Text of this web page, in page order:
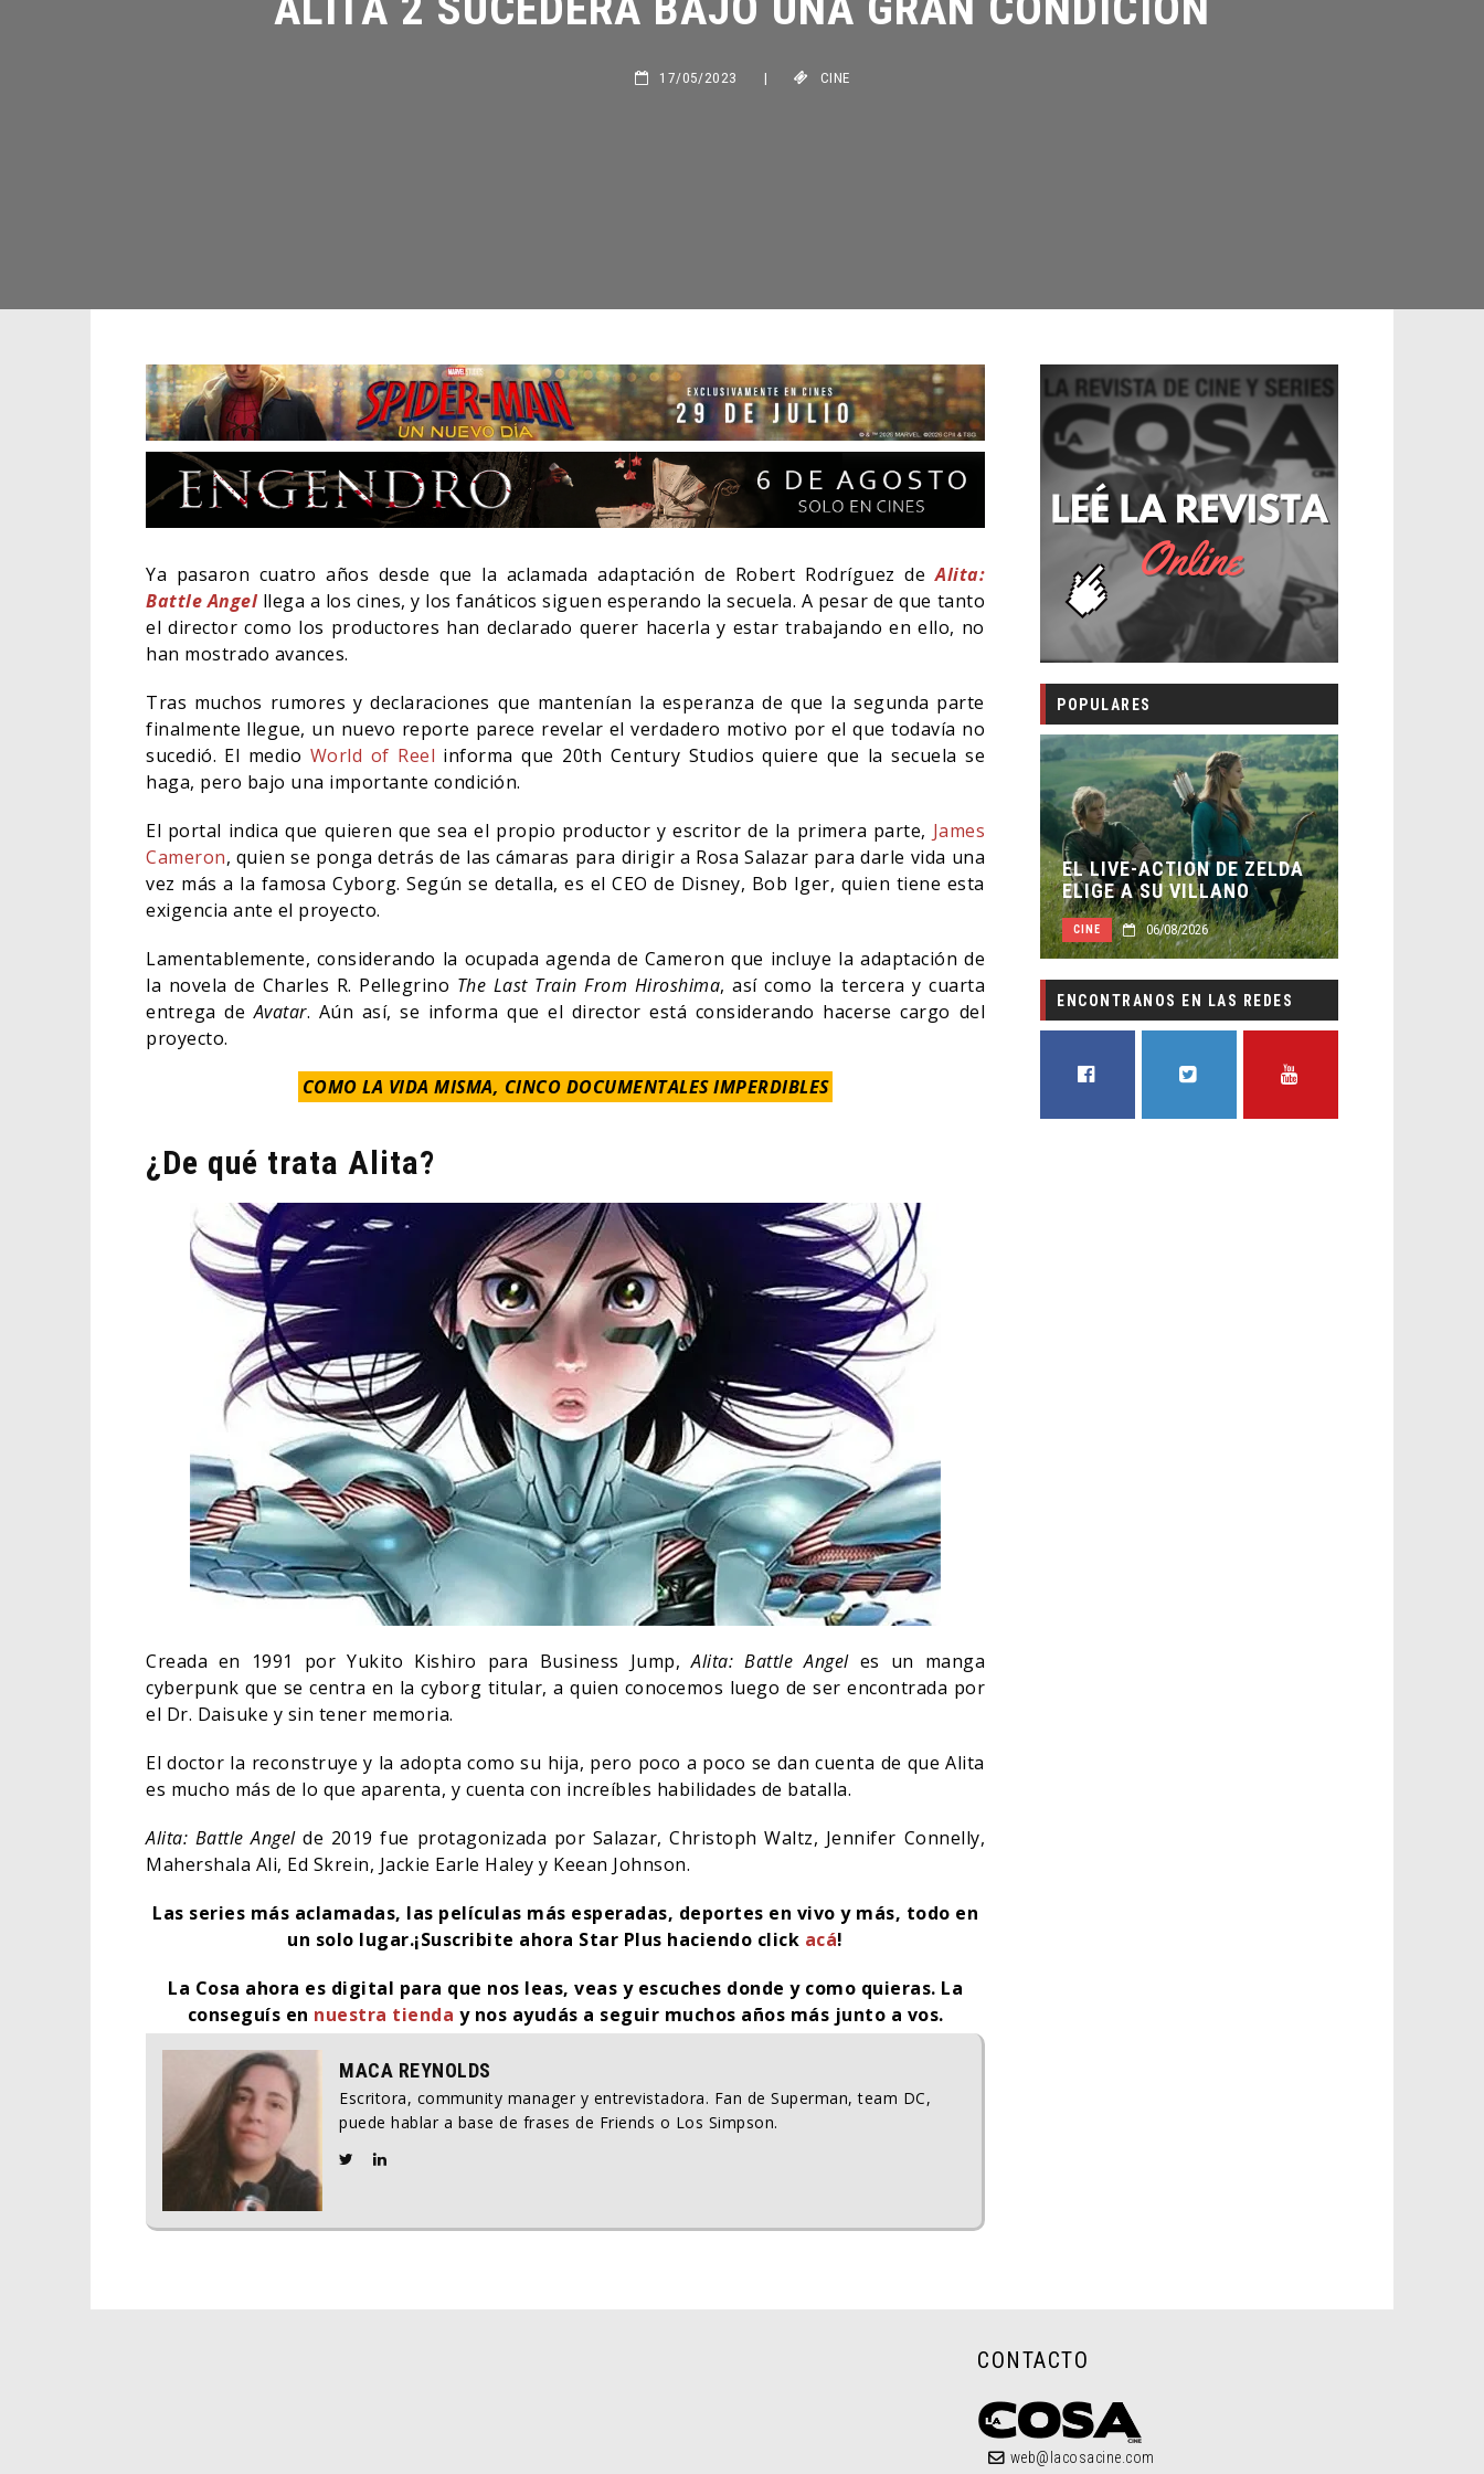
Ya pasaron cuatro años desde que la aclamada adaptación de Robert Rodríguez deAlita:
Battle Angel llega a los cines, y los fanáticos siguen esperando la secuela. A pesar de que tanto
el director como los productores han declarado querer hacerla y estar trabajando en ello, no
han mostrado avances.
Tras muchos rumores y declaraciones que mantenían la esperanza de que la segunda parte
finalmente llegue, un nuevo reporte parece revelar el verdadero motivo por el que todavía no
sucedió. El medio World of Reel informa que 20th Century Studios quiere que la secuela se
haga, pero bajo una importante condición.
El portal indica que quieren que sea el propio productor y escritor de la primera parte, James
Cameron, quien se ponga detrás de las cámaras para dirigir a Rosa Salazar para darle vida una
vez más a la famosa Cyborg. Según se detalla, es el CEO de Disney, Bob Iger, quien tiene esta
exigencia ante el proyecto.
Lamentablemente, considerando la ocupada agenda de Cameron que incluye la adaptación de
la novela de Charles R. Pellegrino The Last Train From Hiroshima, así como la tercera y cuarta
entrega deAvatar. Aún así, se informa que el director está considerando hacerse cargo del
proyecto.
COMO LA VIDA MISMA, CINCO DOCUMENTALES IMPERDIBLES
¿De qué trata Alita?
Creada en 1991 por Yukito Kishiro para Business Jump,Alita: Battle Angeles un manga
cyberpunk que se centra en la cyborg titular, a quien conocemos luego de ser encontrada por
el Dr. Daisuke y sin tener memoria.
El doctor la reconstruye y la adopta como su hija, pero poco a poco se dan cuenta de que Alita
es mucho más de lo que aparenta, y cuenta con increíbles habilidades de batalla.
Alita: Battle Angelde 2019 fue protagonizada por Salazar, Christoph Waltz, Jennifer Connelly,
Mahershala Ali, Ed Skrein, Jackie Earle Haley y Keean Johnson.
Las series más aclamadas, las películas más esperadas, deportes en vivo y más, todo en
un solo lugar.¡Suscribite ahora Star Plus haciendo click acá!
La Cosa ahora es digital para que nos leas, veas y escuches donde y como quieras. La
conseguís en nuestra tienda y nos ayudás a seguir muchos años más junto a vos.
MACA REYNOLDS
Escritora, community manager y entrevistadora. Fan de Superman, team DC,
puede hablar a base de frases de Friends o Los Simpson.
POPULARES
SPIDER-MAN: UN NUEVO
DÍA ESTÁ IMPARABLE
¿PODRÍA COLLEEN WING
APARECER EN DAREDEVIL:
BORN AGAIN?
EL LIVE-ACTION DE ZELDA
ELIGE A SU VILLANO
CINE 06/08/2026
ENCONTRANOS EN LAS REDES
CONTACTO
web@lacosacine.com